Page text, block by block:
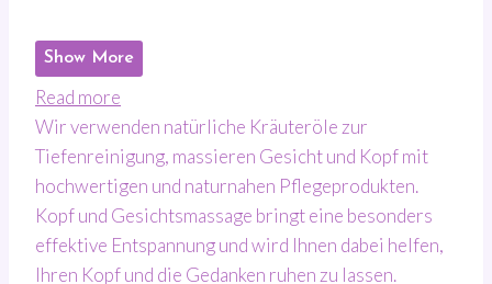
Show More
Read more
M
a
s
s
a
g
Wir verwenden natürliche Kräuteröle zur
Tiefenreinigung, massieren Gesicht und Kopf mit
hochwertigen und naturnahen Pflegeprodukten.
Kopf und Gesichtsmassage bringt eine besonders
effektive Entspannung und wird Ihnen dabei helfen,
Ihren Kopf und die Gedanken ruhen zu lassen.